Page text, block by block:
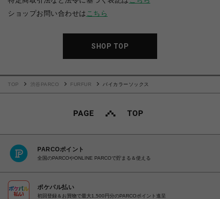
ショップお問い合わせは こちら
SHOP TOP
TOP 渋谷PARCO FURFUR バイカラーソックス
PARCOポイント
全国のPARCOやONLINE PARCOで貯まる＆使える
ポケパル払い
初回登録＆お買物で最大1,500円分のPARCOポイント進呈